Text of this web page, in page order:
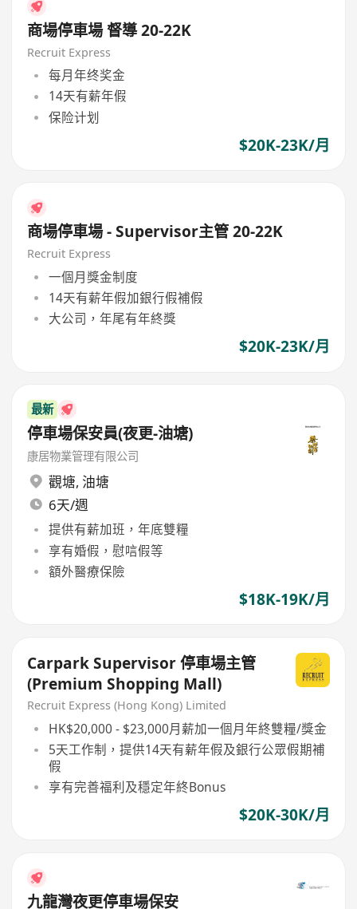
商場停車場 督導 20-22K
Recruit Express
每月年终奖金
14天有薪年假
保险计划
$20K-23K/月
商場停車場 - Supervisor主管 20-22K
Recruit Express
一個月獎金制度
14天有薪年假加銀行假補假
大公司，年尾有年終獎
$20K-23K/月
最新
停車場保安員(夜更-油塘)
康居物業管理有限公司
觀塘, 油塘
6天/週
提供有薪加班，年底雙糧
享有婚假，慰唁假等
額外醫療保險
$18K-19K/月
Carpark Supervisor 停車場主管
(Premium Shopping Mall)
Recruit Express (Hong Kong) Limited
HK$20,000 - $23,000月薪加一個月年終雙糧/獎金
5天工作制，提供14天有薪年假及銀行公眾假期補
假
享有完善福利及穩定年終Bonus
$20K-30K/月
九龍灣夜更停車場保安